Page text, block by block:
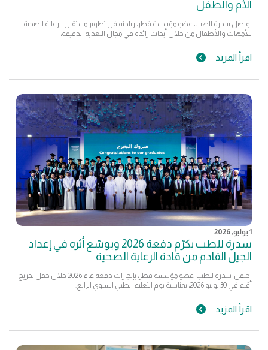
الأم والطفل
يواصل سدرة للطب، عضو مؤسسة قطر، ريادته في تطوير مستقبل الرعاية الصحية
للأمهات والأطفال من خلال أبحاث رائدة في مجال التغذية الدقيقة،
اقرأ المزيد
1 يوليو, 2026
سدرة للطب يكرّم دفعة 2026 ويوسّع أثره في إعداد
الجيل القادم من قادة الرعاية الصحية
احتفل سدرة للطب، عضو مؤسسة قطر، بإنجازات دفعة عام 2026 خلال حفل تخريج
أقيم في 30 يونيو 2026، بمناسبة يوم التعليم الطبي السنوي الرابع.
اقرأ المزيد